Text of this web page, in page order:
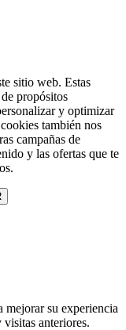
sitio web. Estas
propósitos
y optimizar
también nos
campañas de
y las ofertas que te
mejorar su experiencia
anteriores.